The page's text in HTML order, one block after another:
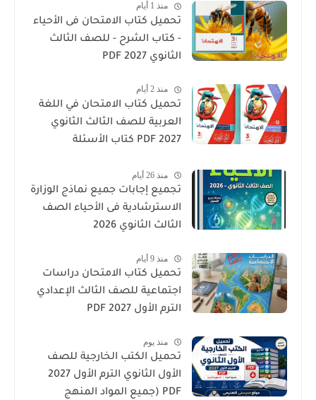
منذ 1 أيام
تحميل كتاب الامتحان فى الأحياء
- كتاب الشرح - للصف الثالث
الثانوي 2027 PDF
منذ 2 أيام
تحميل كتاب الامتحان في اللغة
العربية للصف الثالث الثانوي
2027 PDF كتاب الأسئلة
منذ 26 أيام
تجميع إجابات جميع نماذج الوزارة
الاسترشادية فى الأحياء الصف
الثالث الثانوي 2026
منذ 9 أيام
تحميل كتاب الامتحان دراسات
اجتماعية للصف الثالث الإعدادي
الترم الأول 2027 PDF
منذ يوم
تحميل الكتب الخارجية للصف
الأول الثانوي الترم الأول 2027
PDF (جميع المواد المنهج